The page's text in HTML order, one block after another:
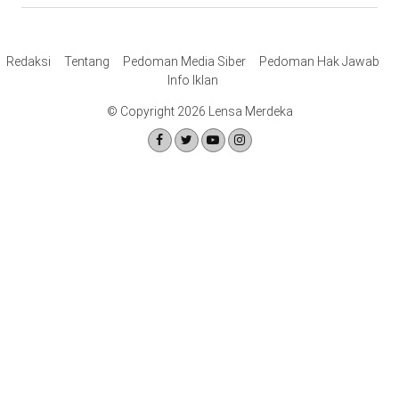
Redaksi Tentang Pedoman Media Siber
Pedoman Hak Jawab
Info Iklan
© Copyright 2026 Lensa Merdeka